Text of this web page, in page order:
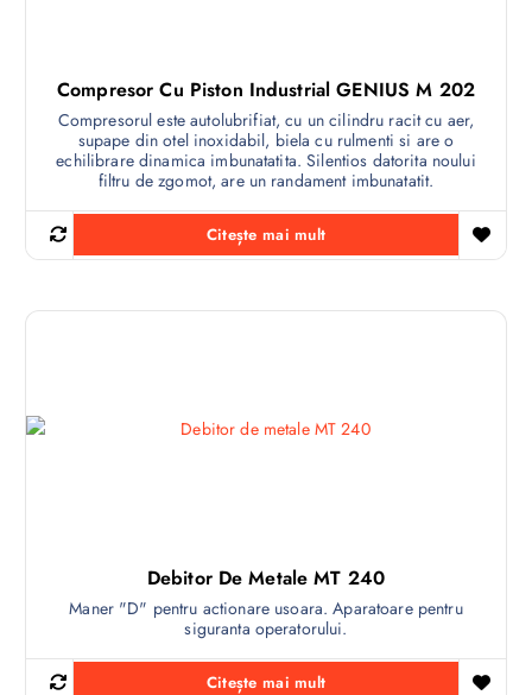
Compresor Cu Piston Industrial GENIUS M 202
Compresorul este autolubrifiat, cu un cilindru racit cu aer,
supape din otel inoxidabil, biela cu rulmenti si are o
echilibrare dinamica imbunatatita. Silentios datorita noului
filtru de zgomot, are un randament imbunatatit.
Citește mai mult
Debitor De Metale MT 240
Maner "D" pentru actionare usoara. Aparatoare pentru
siguranta operatorului.
Citește mai mult